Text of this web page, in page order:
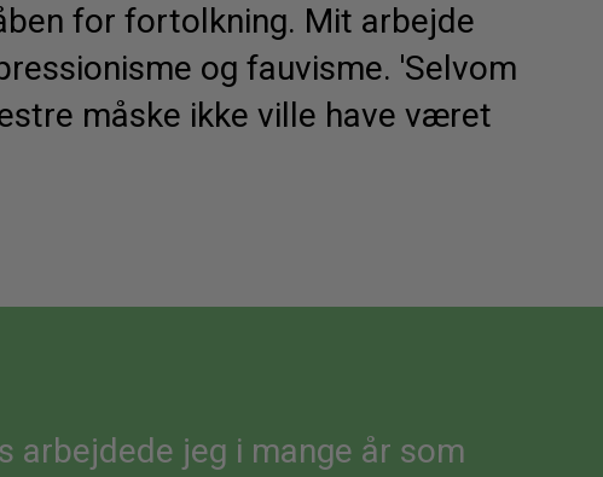
Ελληνικά
Svenska
Dansk
Norsk
for fortolkning. Mit arbejde
og fauvisme. 'Selvom
måske ikke ville have været
arbejdede jeg i mange år som